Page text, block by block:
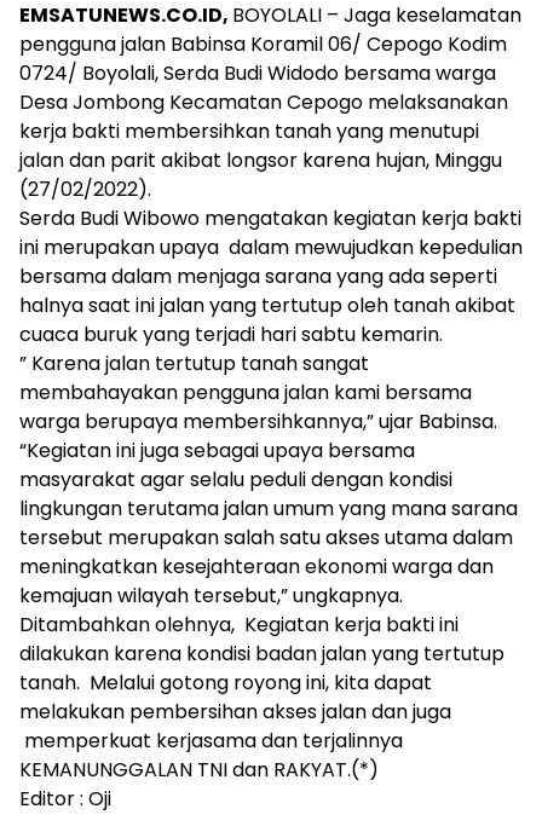
EMSATUNEWS.CO.ID, BOYOLALI – Jaga keselamatan
pengguna jalan Babinsa Koramil 06/ Cepogo Kodim
0724/ Boyolali, Serda Budi Widodo bersama warga
Desa Jombong Kecamatan Cepogo melaksanakan
kerja bakti membersihkan tanah yang menutupi
jalan dan parit akibat longsor karena hujan, Minggu
(27/02/2022).
Serda Budi Wibowo mengatakan kegiatan kerja bakti
ini merupakan upaya dalam mewujudkan kepedulian
bersama dalam menjaga sarana yang ada seperti
halnya saat ini jalan yang tertutup oleh tanah akibat
cuaca buruk yang terjadi hari sabtu kemarin.
” Karena jalan tertutup tanah sangat
membahayakan pengguna jalan kami bersama
warga berupaya membersihkannya,” ujar Babinsa.
“Kegiatan ini juga sebagai upaya bersama
masyarakat agar selalu peduli dengan kondisi
lingkungan terutama jalan umum yang mana sarana
tersebut merupakan salah satu akses utama dalam
meningkatkan kesejahteraan ekonomi warga dan
kemajuan wilayah tersebut,” ungkapnya.
Ditambahkan olehnya, Kegiatan kerja bakti ini
dilakukan karena kondisi badan jalan yang tertutup
tanah. Melalui gotong royong ini, kita dapat
melakukan pembersihan akses jalan dan juga
memperkuat kerjasama dan terjalinnya
KEMANUNGGALAN TNI dan RAKYAT.(*)
Editor : Oji